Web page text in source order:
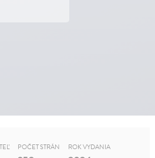
POČET STRÁN ROK VYDANIA